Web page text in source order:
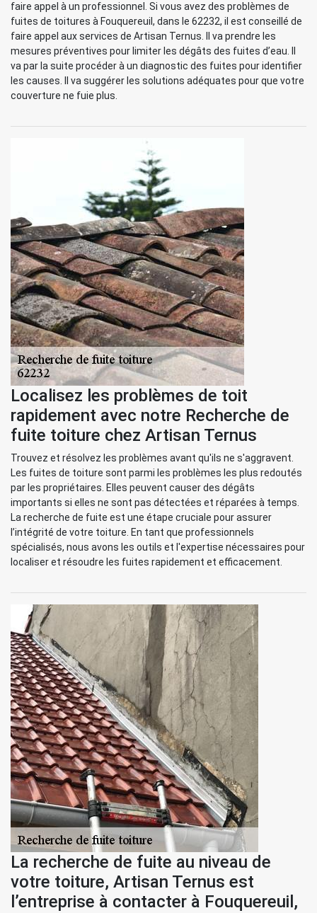
faire appel à un professionnel. Si vous avez des problèmes de
fuites de toitures à Fouquereuil, dans le 62232, il est conseillé de
faire appel aux services de Artisan Ternus. Il va prendre les
mesures préventives pour limiter les dégâts des fuites d’eau. Il
va par la suite procéder à un diagnostic des fuites pour identifier
les causes. Il va suggérer les solutions adéquates pour que votre
couverture ne fuie plus.
Localisez les problèmes de toit
rapidement avec notre Recherche de
fuite toiture chez Artisan Ternus
Trouvez et résolvez les problèmes avant qu'ils ne s'aggravent.
Les fuites de toiture sont parmi les problèmes les plus redoutés
par les propriétaires. Elles peuvent causer des dégâts
importants si elles ne sont pas détectées et réparées à temps.
La recherche de fuite est une étape cruciale pour assurer
l’intégrité de votre toiture. En tant que professionnels
spécialisés, nous avons les outils et l'expertise nécessaires pour
localiser et résoudre les fuites rapidement et efficacement.
La recherche de fuite au niveau de
votre toiture, Artisan Ternus est
l’entreprise à contacter à Fouquereuil,